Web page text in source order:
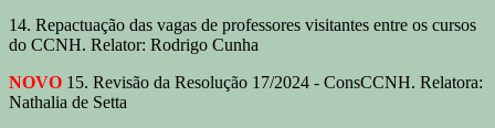
14. Repactuação das vagas de professores visitantes entre os cursos
do CCNH. Relator: Rodrigo Cunha
NOVO 15. Revisão da Resolução 17/2024 - ConsCCNH. Relatora:
Nathalia de Setta